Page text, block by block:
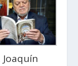
Joaquín